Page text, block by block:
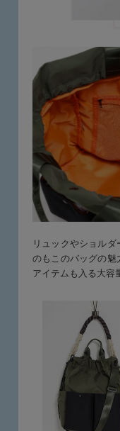
リュックやショル
のもこのバッグの魅
アイテムも入る大容